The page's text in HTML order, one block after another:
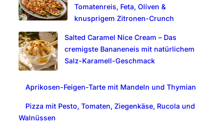
Tomatenreis, Feta, Oliven &
knusprigem Zitronen-Crunch
Salted Caramel Nice Cream – Das
cremigste Bananeneis mit natürlichem
Salz-Karamell-Geschmack
Aprikosen-Feigen-Tarte mit Mandeln und Thymian
Pizza mit Pesto, Tomaten, Ziegenkäse, Rucola und
Walnüssen